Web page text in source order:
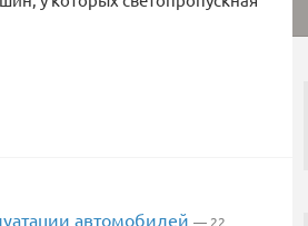
автомобилей — 22